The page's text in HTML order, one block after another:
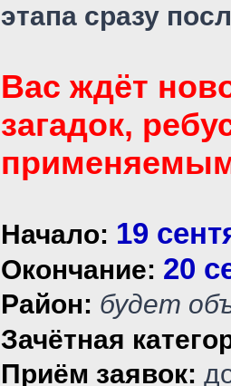
этапа сразу
Вас ждёт
загадок,
Начало: 19
Окончание: 20
Район: будет
Зачётная
Приём заявок: